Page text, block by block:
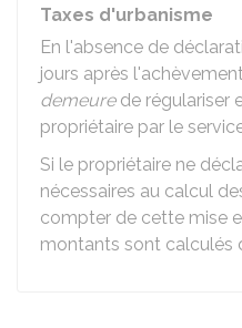
Taxes d'urbanisme
En l'absence de
jours après
demeurede régulariser
propriétaire par le
Si le propriétaire ne
nécessaires au calcul
compter de cette mise
montants sont calculés